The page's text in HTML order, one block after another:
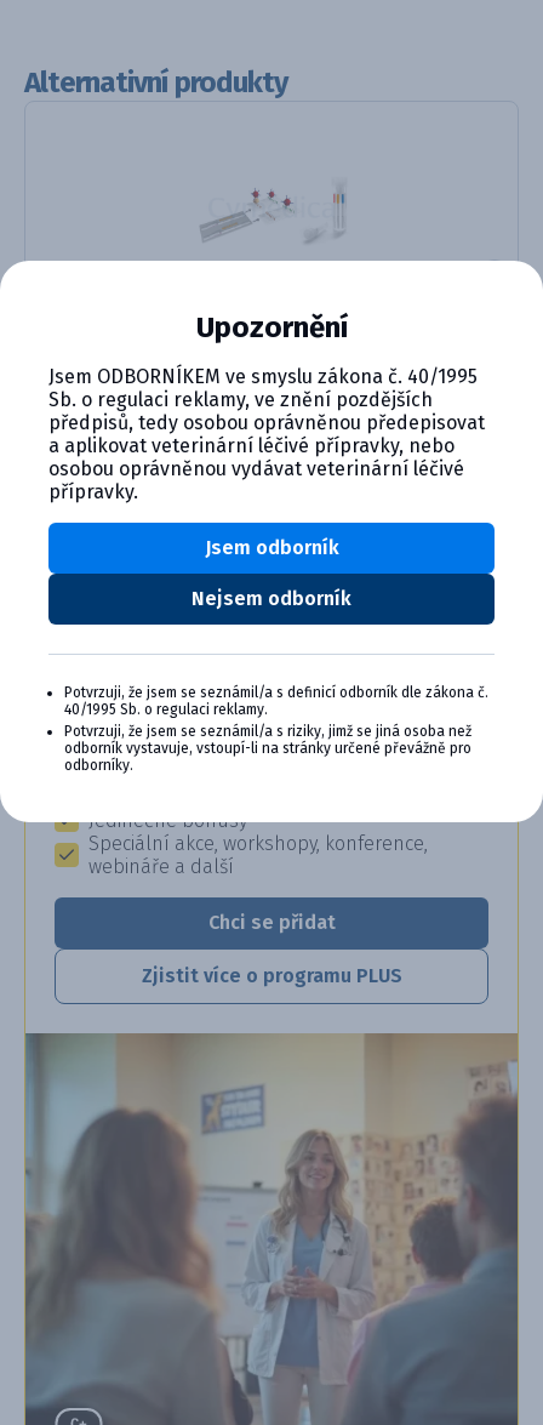
Alternativní produkty
Rainbow Piglet Scours (BIO K 3...
Detail produktu
CYMEDICA PLUS: VĚRNOST, KTERÁ
SE VYPLÁCÍ
Staňte se členem věrnostního programu
Cymedica Plus a získejte exkluzivní výhody pro
Výhody členství v Programu Cymedica
Plus:
Jedinečné bonusy
Speciální akce, workshopy, konference,
webináře a další
Chci se přidat
Zjistit více o programu PLUS
Upozornění
Jsem ODBORNÍKEM ve smyslu zákona č. 40/1995
Sb. o regulaci reklamy, ve znění pozdějších
předpisů, tedy osobou oprávněnou předepisovat
a aplikovat veterinární léčivé přípravky, nebo
osobou oprávněnou vydávat veterinární léčivé
přípravky.
Nejsem odborník
Jsem odborník
Potvrzuji, že jsem se seznámil/a s definicí odborník dle zákona č.
40/1995 Sb. o regulaci reklamy.
Potvrzuji, že jsem se seznámil/a s riziky, jimž se jiná osoba než
odborník vystavuje, vstoupí-li na stránky určené převážně pro
odborníky.